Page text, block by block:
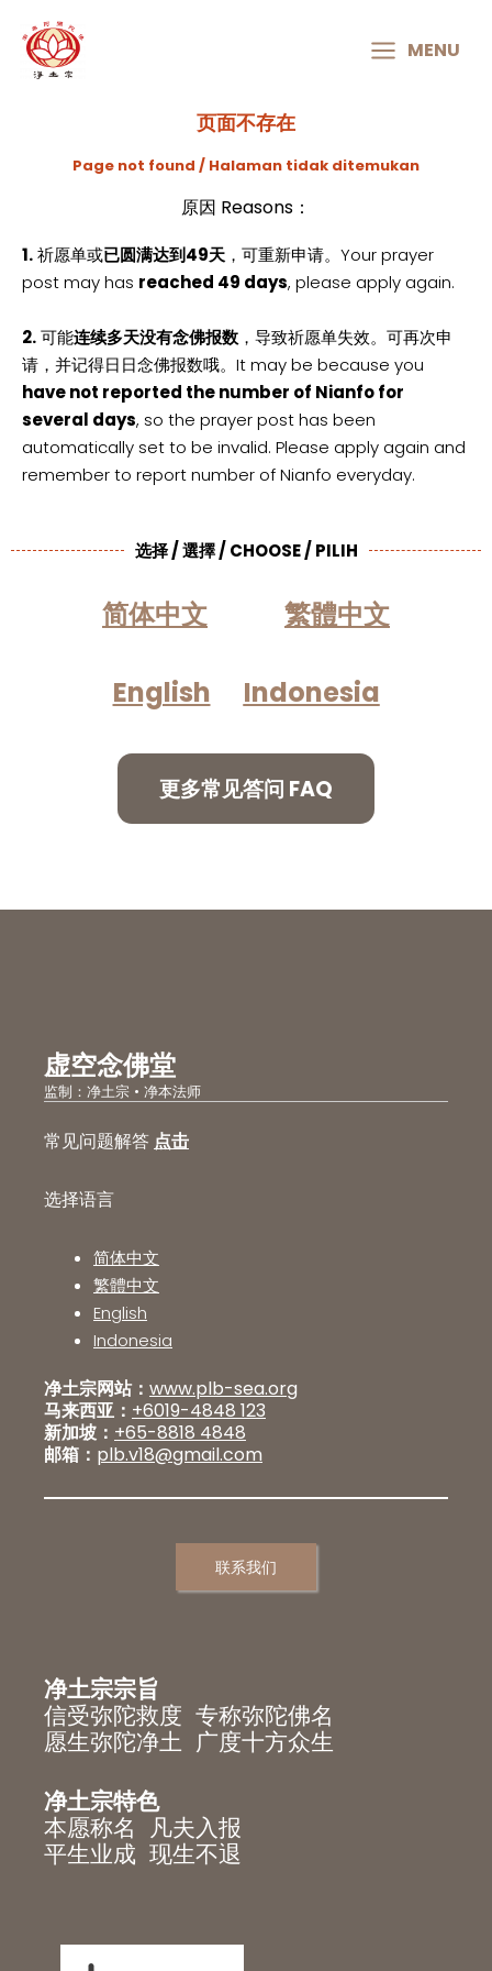
MENU
MENU
页面不存在
Page not found / Halaman tidak ditemukan
原因 Reasons：
1.祈愿单或已圆满达到49天 ，可重新申请。Your prayer
post may has reached 49 days, please apply again.
2.可能连续多天没有念佛报数 ，导致祈愿单失效。可再次申
请，并记得日日念佛报数哦。It may be because you
have not reported the number of Nianfo for
several days, so the prayer post has been
automatically set to be invalid. Please apply again and
remember to report number of Nianfo everyday.
选择 / 選擇 / CHOOSE / PILIH
简体中文 繁體中文
English Indonesia
更多常见答问 FAQ
虚空念佛堂
监制：净土宗 • 净本法师
常见问题解答 点击
选择语言
简体中文
繁體中文
English
Indonesia
净土宗网站： www.plb-sea.org
马来西亚： +6019-4848 123
新加坡： +65-8818 4848
邮箱： plb.v18@gmail.com
联系我们
净土宗宗旨
信受弥陀救度 专称弥陀佛名
愿生弥陀净土 广度十方众生
净土宗特色
本愿称名 凡夫入报
平生业成 现生不退